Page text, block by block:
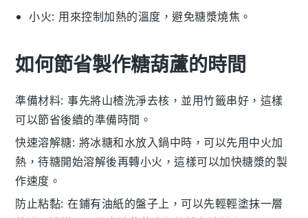
小火: 用來控制加熱的溫度，避免糖漿燒焦。
如何節省製作糖葫蘆的時間
準備材料: 事先將山楂洗淨去核，並用竹籤串好，這樣
可以節省後續的準備時間。
快速溶解糖: 將冰糖和水放入鍋中時，可以先用中火加
熱，待糖開始溶解後再轉小火，這樣可以加快糖漿的製
作速度。
防止粘黏: 在鋪有油紙的盤子上，可以先輕輕塗抹一層